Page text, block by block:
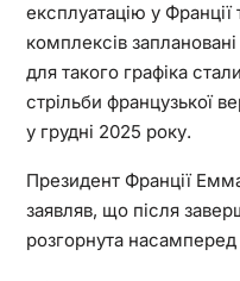
експлуатацію у Франції
комплексів
для такого графіка
стрільби французької
у грудні 2025 року.
Президент Франції
заявляв, що після
розгорнута насамперед